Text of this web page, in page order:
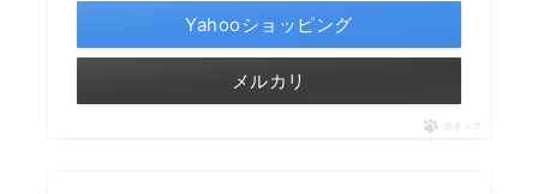
Yahooショッピング
メルカリ
ポチップ